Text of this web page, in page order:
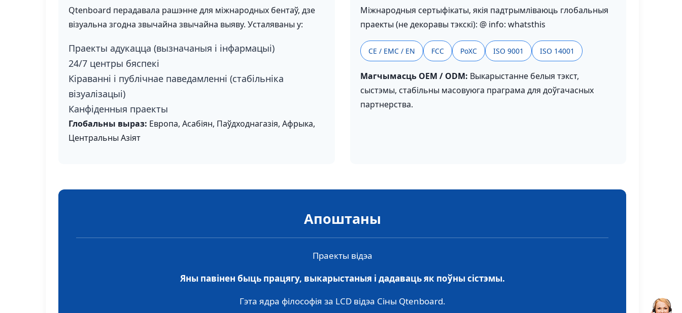
Qtenboard перадавала рашэнне для міжнародных бентаў, дзе
візуальна згодна звычайна звычайна выяву. Усталяваны у:
Праекты адукацца (вызначаныя і інфармацыі)
24/7 центры бяспекі
Кіраванні і публічнае паведамленні (стабільніка
візуалізацыі)
Канфіденныя праекты
Глобальны выраз: Европа, Асабіян, Паўдходнагазія, Афрыка,
Центральны Азіят
Міжнародныя сертыфікаты, якія падтрымліваюць глобальныя
праекты (не декоравы тэкскі): @ info: whatsthis
CE / EMC / EN FCC РоХС ISO 9001 ISO 14001
Магчымасць OEM / ODM: Выкарыстанне белыя тэкст,
сыстэмы, стабільны масовуюга праграма для доўгачасных
партнерства.
Апоштаны
Праекты відэа
Яны павінен быць працягу, выкарыстаныя і дадаваць як поўны сістэмы.
Гэта ядра філософія за LCD відэа Сіны Qtenboard.